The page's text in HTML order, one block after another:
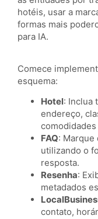
hotéis, usar a
formas mais
para IA.
Comece
esquema:
Hotel: Inclua
endereço,
FAQ: Marque
utilizando o
resposta.
Resenha:
metadados
contato,